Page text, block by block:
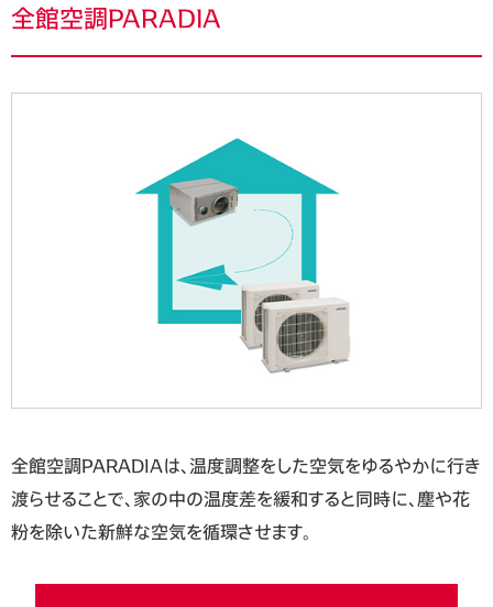
全館空調PARADIA
全館空調PARADIAは、温度調整をした空気をゆるやかに行き
渡らせることで、家の中の温度差を緩和すると同時に、塵や花
粉を除いた新鮮な空気を循環させます。